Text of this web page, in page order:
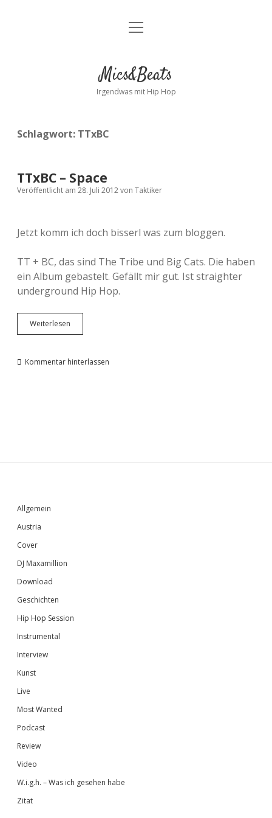
Kontakt
facebookinstagram
bandcamp
spotify
Menü
Mics&Beats
Irgendwas mit Hip Hop
Schlagwort: TTxBC
TTxBC – Space
Veröffentlicht am 28. Juli 2012von Taktiker
Jetzt komm ich doch bisserl was zum bloggen.
TT + BC, das sind The Tribe und Big Cats. Die haben
ein Album gebastelt. Gefällt mir gut. Ist straighter
underground Hip Hop.
Weiterlesen
–
Kommentar hinterlassen
Sidebar
Allgemein
Austria
Cover
DJ Maxamillion
Download
Geschichten
Hip Hop Session
Instrumental
Interview
Kunst
Live
Most Wanted
Podcast
Review
Video
W.i.g.h. – Was ich gesehen habe
Zitat